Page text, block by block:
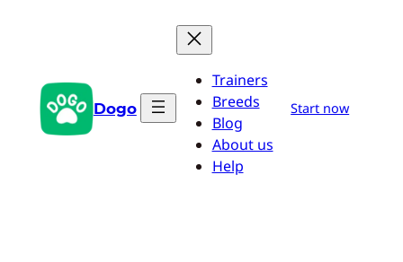
Dogo
Trainers
Breeds
Blog
About us
Help
Start now